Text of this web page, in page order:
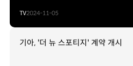
TV2024-11-05
기아, '더 뉴 스포티지' 계약 개시